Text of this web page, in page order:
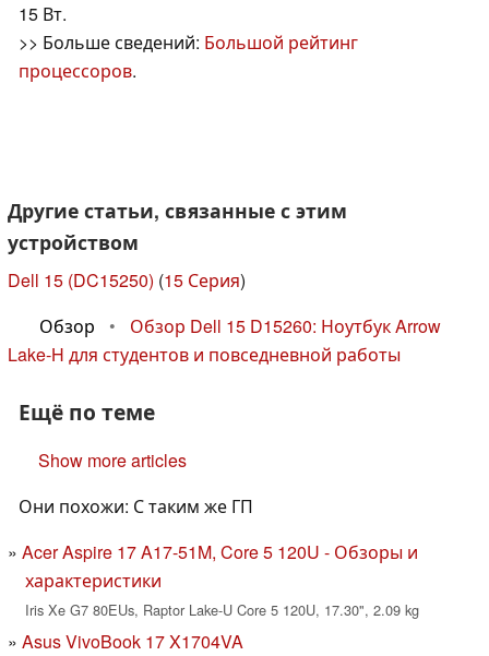
15 Вт.
>> Больше сведений: Большой рейтинг
процессоров.
Другие статьи, связанные с этим
устройством
Dell 15 (DC15250) (15 Серия)
Обзор
•
Обзор Dell 15 D15260: Ноутбук Arrow
Lake-H для студентов и повседневной работы
Ещё по теме
Show more articles
Они похожи: С таким же ГП
Acer Aspire 17 A17-51M, Core 5 120U - Обзоры и
характеристики
Iris Xe G7 80EUs, Raptor Lake-U Core 5 120U, 17.30", 2.09 kg
Asus VivoBook 17 X1704VA